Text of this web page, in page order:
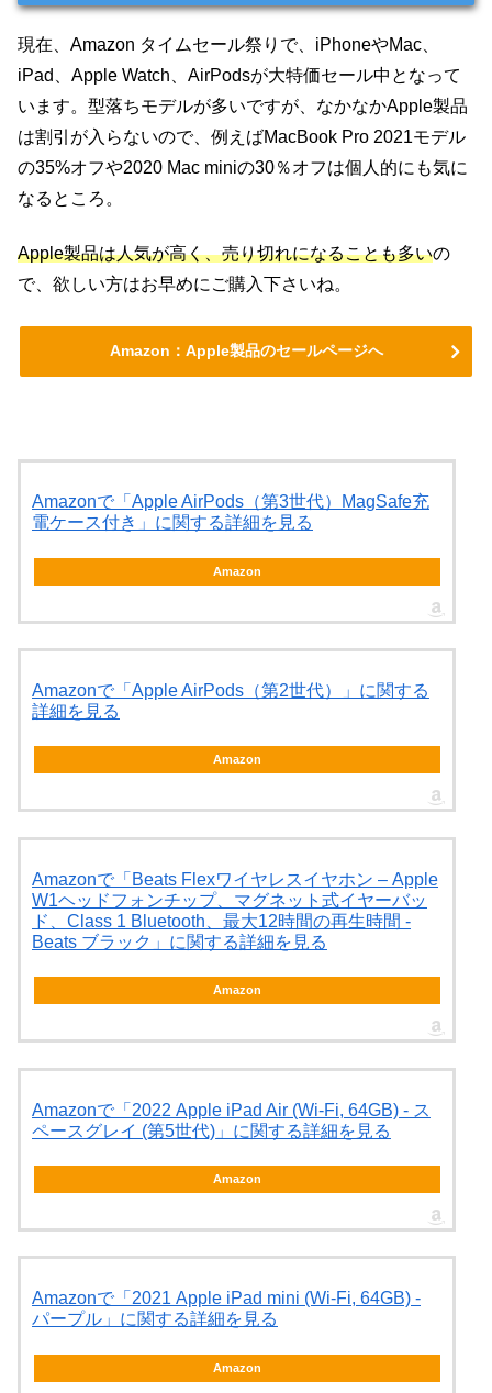
現在、Amazon タイムセール祭りで、iPhoneやMac、
iPad、Apple Watch、AirPodsが大特価セール中となって
います。型落ちモデルが多いですが、なかなかApple製品
は割引が入らないので、例えばMacBook Pro 2021モデル
の35%オフや2020 Mac miniの30％オフは個人的にも気に
なるところ。
Apple製品は人気が高く、売り切れになることも多いの
で、欲しい方はお早めにご購入下さいね。
Amazon：Apple製品のセールページへ
Amazonで「Apple AirPods（第3世代）MagSafe充
電ケース付き」に関する詳細を見る
Amazon
Amazonで「Apple AirPods（第2世代）」に関する
詳細を見る
Amazon
Amazonで「Beats Flexワイヤレスイヤホン – Apple
W1ヘッドフォンチップ、マグネット式イヤーバッ
ド、Class 1 Bluetooth、最大12時間の再生時間 -
Beats ブラック」に関する詳細を見る
Amazon
Amazonで「2022 Apple iPad Air (Wi-Fi, 64GB) - ス
ペースグレイ (第5世代)」に関する詳細を見る
Amazon
Amazonで「2021 Apple iPad mini (Wi-Fi, 64GB) -
パープル」に関する詳細を見る
Amazon